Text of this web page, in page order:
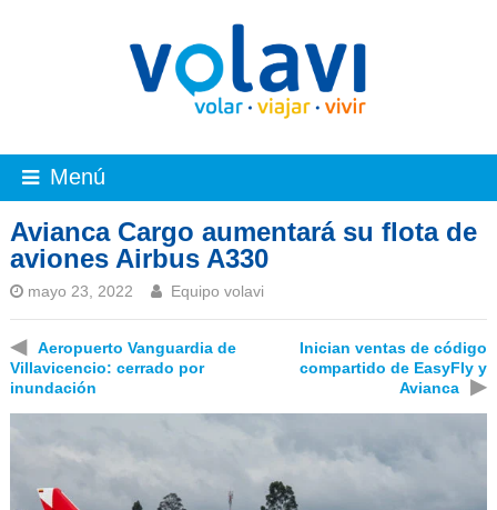
Menú
Avianca Cargo aumentará su flota de
aviones Airbus A330
mayo 23, 2022 Equipo volavi
◀
Aeropuerto Vanguardia de
Villavicencio: cerrado por
inundación
Inician ventas de código
compartido de EasyFly y
Avianca
▶